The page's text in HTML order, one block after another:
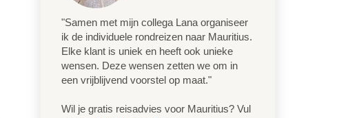
"Samen met mijn collega Lana organiseer
ik de individuele rondreizen naar Mauritius.
Elke klant is uniek en heeft ook unieke
wensen. Deze wensen zetten we om in
een vrijblijvend voorstel op maat."
Wil je gratis reisadvies voor Mauritius? Vul